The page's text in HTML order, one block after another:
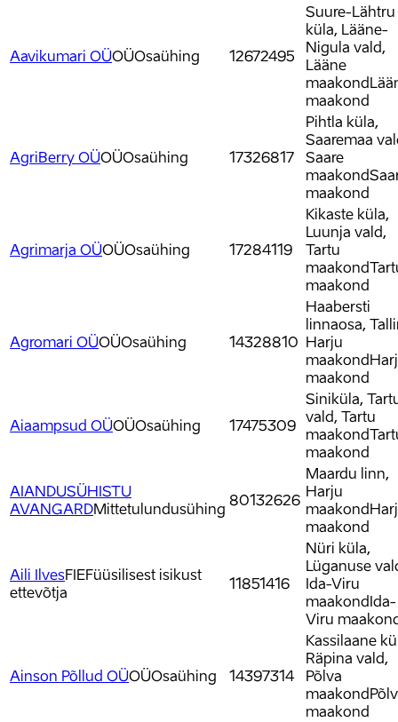
Aavikumari OÜOÜOsaühing 12672495
Suure-Lähtru
küla, Lääne-
Nigula vald,
Lääne
maakond
maakond
AgriBerry OÜOÜOsaühing 17326817
Pihtla küla,
Saaremaa
Saare
maakond
maakond
Agrimarja OÜOÜOsaühing 17284119
Kikaste küla,
Luunja vald,
Tartu
maakond
maakond
Agromari OÜOÜOsaühing 14328810
Haabersti
linnaosa,
Harju
maakond
maakond
Aiaampsud OÜOÜOsaühing 17475309
Siniküla,
vald, Tartu
maakond
maakond
AIANDUSÜHISTU
AVANGARDMittetulundusühing 80132626
Maardu linn,
Harju
maakond
maakond
Aili IlvesFIEFüüsilisest isikust
ettevõtja
11851416
Nüri küla,
Lüganuse
Ida-Viru
maakondIda-
Viru
Ainson Põllud OÜOÜOsaühing 14397314
Kassilaane
Räpina vald,
Põlva
maakond
maakond